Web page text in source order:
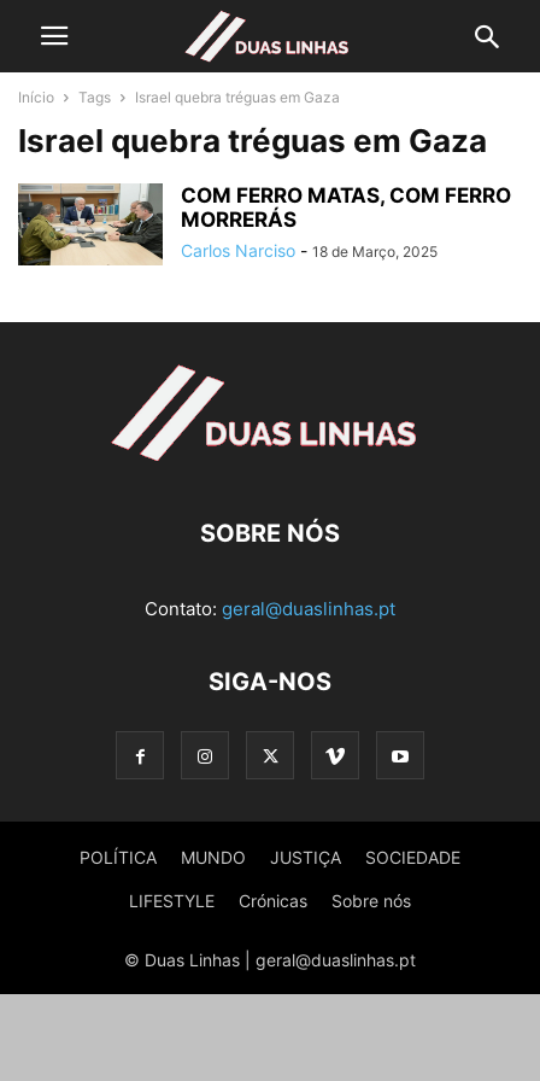
Início Tags Israel quebra tréguas em Gaza
Israel quebra tréguas em Gaza
COM FERRO MATAS, COM FERRO
MORRERÁS
Carlos Narciso - 18 de Março, 2025
SOBRE NÓS
Contato: geral@duaslinhas.pt
SIGA-NOS
POLÍTICA MUNDO JUSTIÇA SOCIEDADE
LIFESTYLE Crónicas Sobre nós
© Duas Linhas | geral@duaslinhas.pt